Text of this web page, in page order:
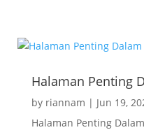
Halaman Penting
by riannam | Jun 19,
Halaman Penting